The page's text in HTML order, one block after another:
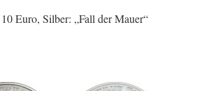
Euro, Silber: „Fall der Mauer“